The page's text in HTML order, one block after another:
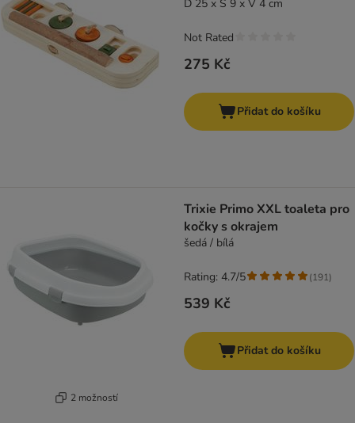
D 25 x Š 9 x V 4 cm
275 Kč
Not Rated
Přidat do košíku
2 možností
Trixie Primo XXL toaleta pro
kočky s okrajem
šedá / bílá
539 Kč
Rating: 4.7/5 (191)
Přidat do košíku